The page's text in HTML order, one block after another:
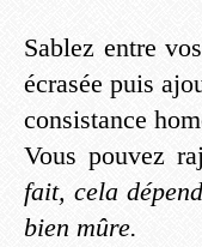
Sablez entre
écrasée puis
consistance
Vous pouvez
fait, cela
bien mûre.